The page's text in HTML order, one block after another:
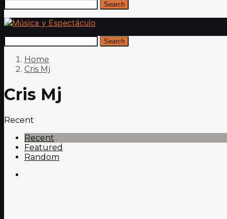
Search
Search
Home
Cris Mj
Cris Mj
Recent
Recent
Featured
Random